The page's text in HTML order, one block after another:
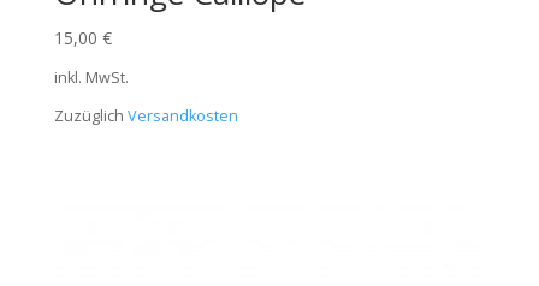
15,00 €
inkl. MwSt.
Zuzüglich Versandkosten